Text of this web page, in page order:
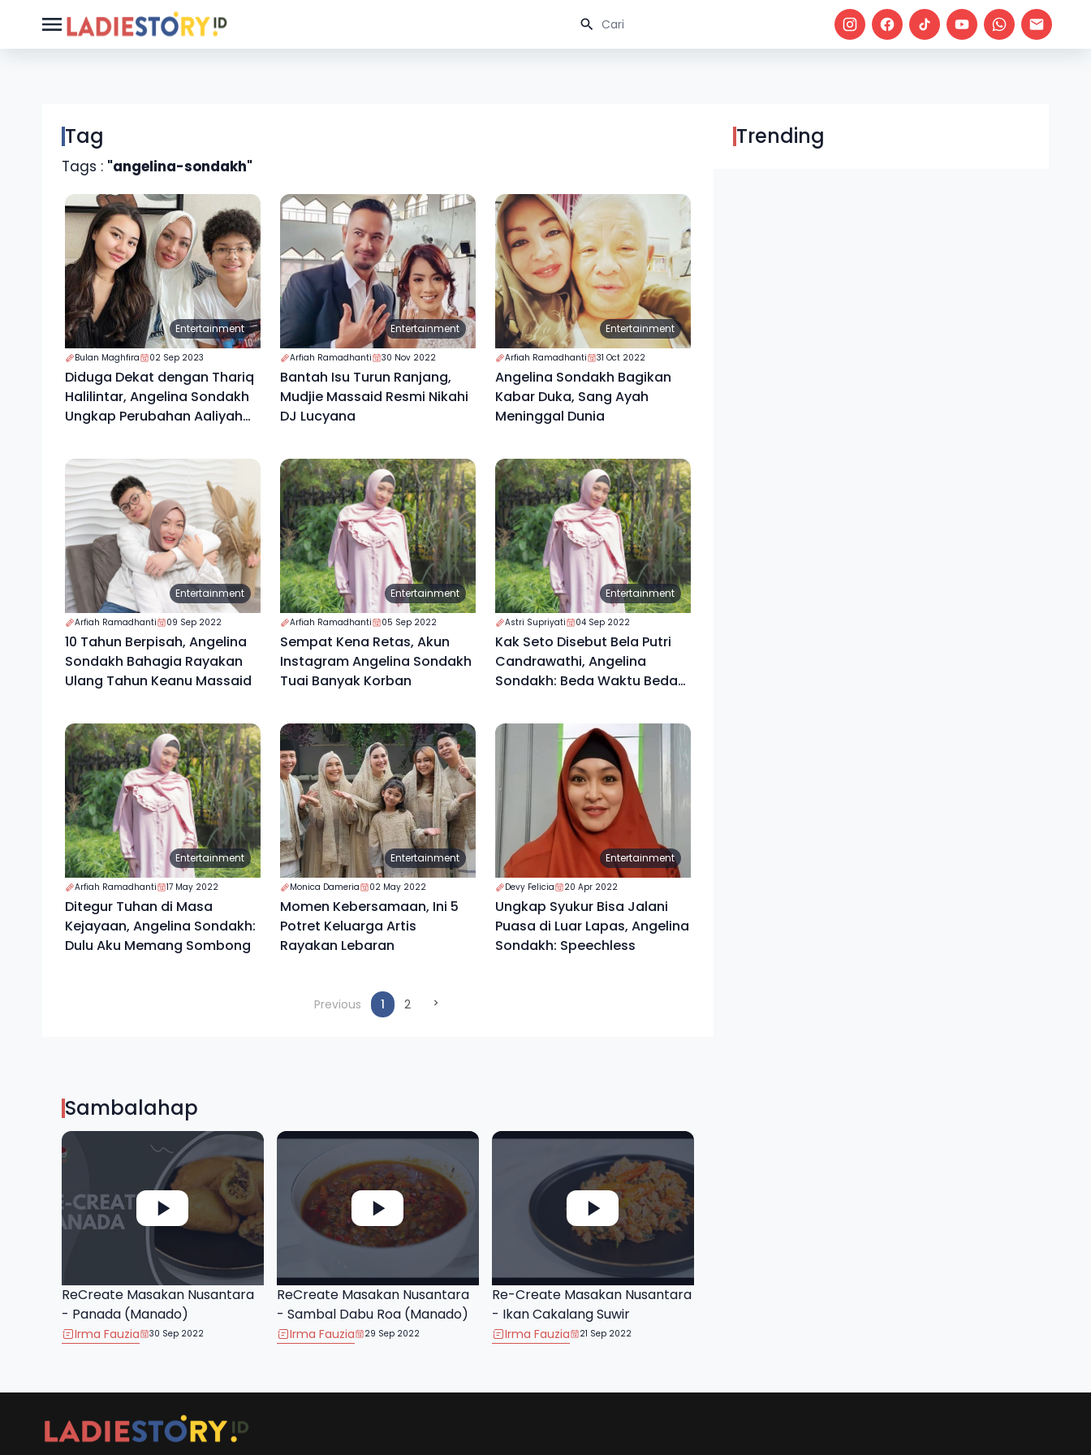
Tag
Tags : "angelina-sondakh"
Entertainment
Bulan Maghfira 02 Sep 2023
Diduga Dekat dengan Thariq
Halilintar, Angelina Sondakh
Ungkap Perubahan Aaliyah
Entertainment
Arfiah Ramadhanti 30 Nov 2022
Bantah Isu Turun Ranjang,
Mudjie Massaid Resmi Nikahi
DJ Lucyana
Entertainment
Arfiah Ramadhanti 31 Oct 2022
Angelina Sondakh Bagikan
Kabar Duka, Sang Ayah
Meninggal Dunia
Entertainment
Arfiah Ramadhanti 09 Sep 2022
10 Tahun Berpisah, Angelina
Sondakh Bahagia Rayakan
Ulang Tahun Keanu Massaid
Entertainment
Arfiah Ramadhanti 05 Sep 2022
Sempat Kena Retas, Akun
Instagram Angelina Sondakh
Tuai Banyak Korban
Entertainment
Astri Supriyati 04 Sep 2022
Kak Seto Disebut Bela Putri
Candrawathi, Angelina
Sondakh: Beda Waktu Beda
Entertainment
Arfiah Ramadhanti 17 May 2022
Ditegur Tuhan di Masa
Kejayaan, Angelina Sondakh:
Dulu Aku Memang Sombong
Entertainment
Monica Dameria 02 May 2022
Momen Kebersamaan, Ini 5
Potret Keluarga Artis
Rayakan Lebaran
Entertainment
Devy Felicia 20 Apr 2022
Ungkap Syukur Bisa Jalani
Puasa di Luar Lapas, Angelina
Sondakh: Speechless
Previous 1(current)
2
Trending
Sambalahap
ReCreate Masakan Nusantara
- Panada (Manado)
Irma Fauzia 30 Sep 2022
ReCreate Masakan Nusantara
- Sambal Dabu Roa (Manado)
Irma Fauzia 29 Sep 2022
Re-Create Masakan Nusantara
- Ikan Cakalang Suwir
Irma Fauzia 21 Sep 2022